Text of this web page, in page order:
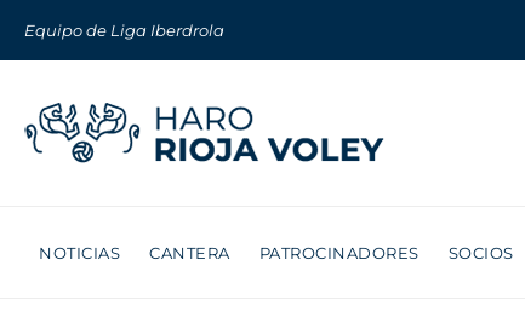
Equipo de Liga Iberdrola
NOTICIAS CANTERA PATROCINADORES SOCIOS